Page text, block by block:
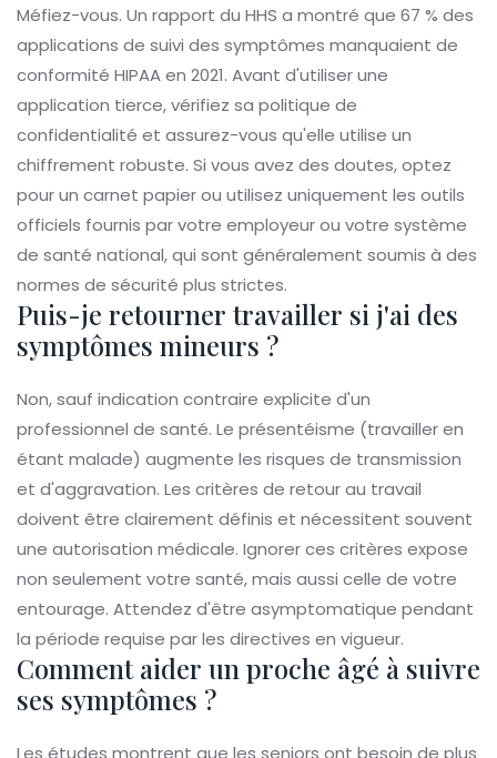
Méfiez-vous. Un rapport du HHS a montré que 67 % des
applications de suivi des symptômes manquaient de
conformité HIPAA en 2021. Avant d'utiliser une
application tierce, vérifiez sa politique de
confidentialité et assurez-vous qu'elle utilise un
chiffrement robuste. Si vous avez des doutes, optez
pour un carnet papier ou utilisez uniquement les outils
officiels fournis par votre employeur ou votre système
de santé national, qui sont généralement soumis à des
normes de sécurité plus strictes.
Puis-je retourner travailler si j'ai des
symptômes mineurs ?
Non, sauf indication contraire explicite d'un
professionnel de santé. Le présentéisme (travailler en
étant malade) augmente les risques de transmission
et d'aggravation. Les critères de retour au travail
doivent être clairement définis et nécessitent souvent
une autorisation médicale. Ignorer ces critères expose
non seulement votre santé, mais aussi celle de votre
entourage. Attendez d'être asymptomatique pendant
la période requise par les directives en vigueur.
Comment aider un proche âgé à suivre
ses symptômes ?